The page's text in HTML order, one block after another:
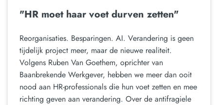
"HR moet haar voet durven zetten"
Reorganisaties. Besparingen. AI. Verandering is geen
tijdelijk project meer, maar de nieuwe realiteit.
Volgens Ruben Van Goethem, oprichter van
Baanbrekende Werkgever, hebben we meer dan ooit
nood aan HR-professionals die hun voet zetten en mee
richting geven aan verandering. Over de antifragiele